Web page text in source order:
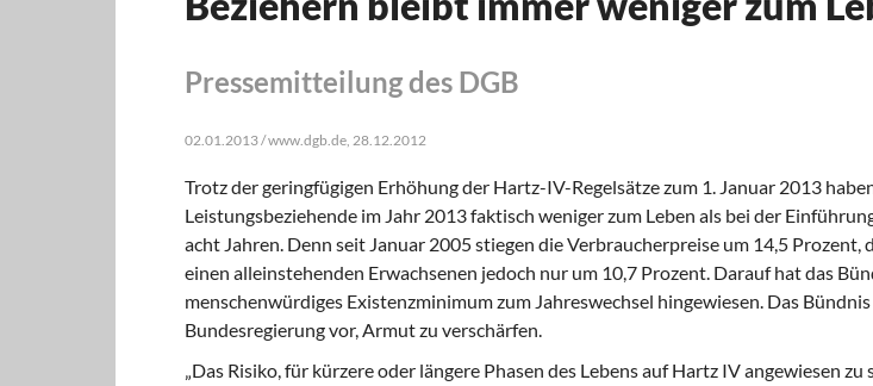
Pressemitteilung des DGB
02.01.2013 / www.dgb.de, 28.12.2012
Trotz der geringfügigen Erhöhung der Hartz-IV-Regelsätze zum 1. Januar 2013
Leistungsbeziehende im Jahr 2013 faktisch weniger zum Leben als bei der
acht Jahren. Denn seit Januar 2005 stiegen die Verbraucherpreise um 14,5 Prozent,
einen alleinstehenden Erwachsenen jedoch nur um 10,7 Prozent. Darauf hat das
menschenwürdiges Existenzminimum zum Jahreswechsel hingewiesen. Das
Bundesregierung vor, Armut zu verschärfen.
„Das Risiko, für kürzere oder längere Phasen des Lebens auf Hartz IV angewiesen zu